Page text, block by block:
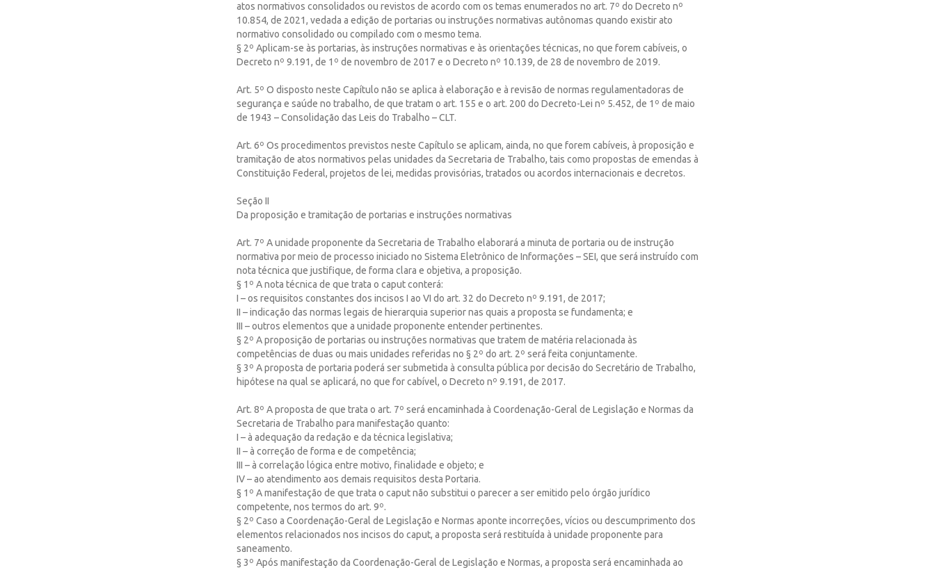
atos normativos consolidados ou revistos de acordo com os temas enumerados no art. 7º do Decreto nº
10.854, de 2021, vedada a edição de portarias ou instruções normativas autônomas quando existir ato
normativo consolidado ou compilado com o mesmo tema.
§ 2º Aplicam-se às portarias, às instruções normativas e às orientações técnicas, no que forem cabíveis, o
Decreto nº 9.191, de 1º de novembro de 2017 e o Decreto nº 10.139, de 28 de novembro de 2019.
Art. 5º O disposto neste Capítulo não se aplica à elaboração e à revisão de normas regulamentadoras de
segurança e saúde no trabalho, de que tratam o art. 155 e o art. 200 do Decreto-Lei nº 5.452, de 1º de maio
de 1943 – Consolidação das Leis do Trabalho – CLT.
Art. 6º Os procedimentos previstos neste Capítulo se aplicam, ainda, no que forem cabíveis, à proposição e
tramitação de atos normativos pelas unidades da Secretaria de Trabalho, tais como propostas de emendas à
Constituição Federal, projetos de lei, medidas provisórias, tratados ou acordos internacionais e decretos.
Seção II
Da proposição e tramitação de portarias e instruções normativas
Art. 7º A unidade proponente da Secretaria de Trabalho elaborará a minuta de portaria ou de instrução
normativa por meio de processo iniciado no Sistema Eletrônico de Informações – SEI, que será instruído com
nota técnica que justifique, de forma clara e objetiva, a proposição.
§ 1º A nota técnica de que trata o caput conterá:
I – os requisitos constantes dos incisos I ao VI do art. 32 do Decreto nº 9.191, de 2017;
II – indicação das normas legais de hierarquia superior nas quais a proposta se fundamenta; e
III – outros elementos que a unidade proponente entender pertinentes.
§ 2º A proposição de portarias ou instruções normativas que tratem de matéria relacionada às
competências de duas ou mais unidades referidas no § 2º do art. 2º será feita conjuntamente.
§ 3º A proposta de portaria poderá ser submetida à consulta pública por decisão do Secretário de Trabalho,
hipótese na qual se aplicará, no que for cabível, o Decreto nº 9.191, de 2017.
Art. 8º A proposta de que trata o art. 7º será encaminhada à Coordenação-Geral de Legislação e Normas da
Secretaria de Trabalho para manifestação quanto:
I – à adequação da redação e da técnica legislativa;
II – à correção de forma e de competência;
III – à correlação lógica entre motivo, finalidade e objeto; e
IV – ao atendimento aos demais requisitos desta Portaria.
§ 1º A manifestação de que trata o caput não substitui o parecer a ser emitido pelo órgão jurídico
competente, nos termos do art. 9º.
§ 2º Caso a Coordenação-Geral de Legislação e Normas aponte incorreções, vícios ou descumprimento dos
elementos relacionados nos incisos do caput, a proposta será restituída à unidade proponente para
saneamento.
§ 3º Após manifestação da Coordenação-Geral de Legislação e Normas, a proposta será encaminhada ao